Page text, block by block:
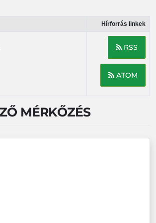
Hírforrás linkek
RSS
ATOM
MÉRKŐZÉS